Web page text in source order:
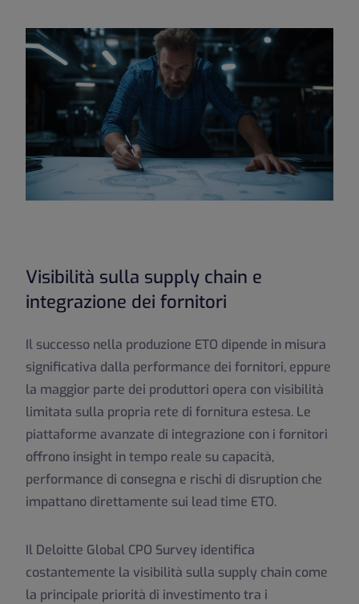
Visibilità sulla supply chain e
integrazione dei fornitori
Il successo nella produzione ETO dipende in misura
significativa dalla performance dei fornitori, eppure
la maggior parte dei produttori opera con visibilità
limitata sulla propria rete di fornitura estesa. Le
piattaforme avanzate di integrazione con i fornitori
offrono insight in tempo reale su capacità,
performance di consegna e rischi di disruption che
impattano direttamente sui lead time ETO.
Il Deloitte Global CPO Survey identifica
costantemente la visibilità sulla supply chain come
la principale priorità di investimento tra i